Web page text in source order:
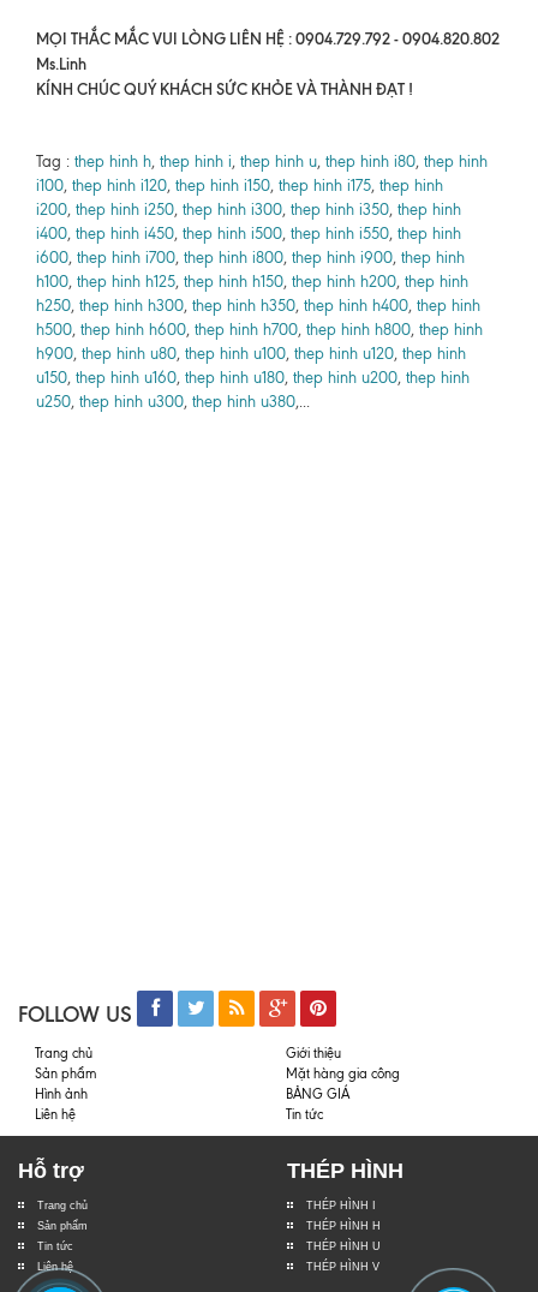
MỌI THẮC MẮC VUI LÒNG LIÊN HỆ : 0904.729.792 - 0904.820.802
Ms.Linh
KÍNH CHÚC QUÝ KHÁCH SỨC KHỎE VÀ THÀNH ĐẠT !
Tag : thep hinh h, thep hinh i, thep hinh u, thep hinh i80, thep hinh
i100, thep hinh i120, thep hinh i150, thep hinh i175, thep hinh
i200, thep hinh i250, thep hinh i300, thep hinh i350, thep hinh
i400, thep hinh i450, thep hinh i500, thep hinh i550, thep hinh
i600, thep hinh i700, thep hinh i800, thep hinh i900, thep hinh
h100, thep hinh h125, thep hinh h150, thep hinh h200, thep hinh
h250, thep hinh h300, thep hinh h350, thep hinh h400, thep hinh
h500, thep hinh h600, thep hinh h700, thep hinh h800, thep hinh
h900, thep hinh u80, thep hinh u100, thep hinh u120, thep hinh
u150, thep hinh u160, thep hinh u180, thep hinh u200, thep hinh
u250, thep hinh u300, thep hinh u380,...
FOLLOW US
Trang chủ
Giới thiệu
Sản phẩm
Mặt hàng gia công
Hình ảnh
BẢNG GIÁ
Liên hệ
Tin tức
Hỗ trợ
Trang chủ
Sản phẩm
Tin tức
Liên hệ
THÉP HÌNH
THÉP HÌNH I
THÉP HÌNH H
THÉP HÌNH U
THÉP HÌNH V